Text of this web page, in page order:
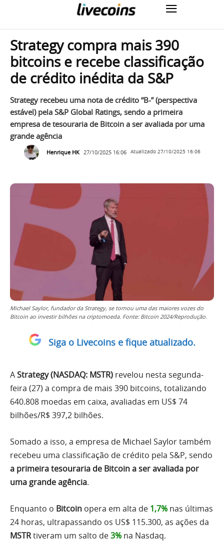
Strategy compra mais 390
bitcoins e recebe classificação
de crédito inédita da S&P
Strategy recebeu uma nota de crédito “B-” (perspectiva
estável) pela S&P Global Ratings, sendo a primeira
empresa de tesouraria de Bitcoin a ser avaliada por uma
grande agência
Henrique HK 27/10/2025 16:06 Atualizado 27/10/2025 16:06
Michael Saylor, fundador da Strategy, se tornou uma das maiores vozes do
Bitcoin ao investir bilhões na criptomoeda. Fonte: Bitcoin 2024/Reprodução.
Siga o Livecoins e fique atualizado.
AStrategy (NASDAQ: MSTR) revelou nesta segunda-
feira (27) a compra de mais 390 bitcoins, totalizando
640.808 moedas em caixa, avaliadas em US$ 74
bilhões/R$ 397,2 bilhões.
Somado a isso, a empresa de Michael Saylor também
recebeu uma classificação de crédito pela S&P, sendo
a primeira tesouraria de Bitcoin a ser avaliada por
uma grande agência.
Enquanto o Bitcoin opera em alta de 1,7% nas últimas
24 horas, ultrapassando os US$ 115.300, as ações da
MSTRtiveram um salto de3% na Nasdaq.